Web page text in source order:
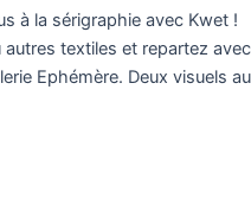
à la sérigraphie avec Kwet !
textiles et repartez avec
Ephémère. Deux visuels au